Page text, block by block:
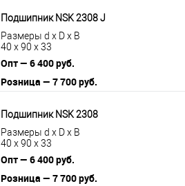
Подшипник NSK 2308 J
Размеры d x D x B
40 x 90 x 33
Опт — 6 400 руб.
Розница — 7 700 руб.
Подшипник NSK 2308
Размеры d x D x B
40 x 90 x 33
Опт — 6 400 руб.
Розница — 7 700 руб.